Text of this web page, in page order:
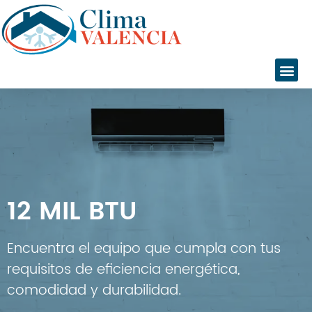
Inicio
Servicios
Daikin
Daitsu
Fujitsu
12 MIL BTU
Encuentra el equipo que cumpla con tus
requisitos de eficiencia energética,
comodidad y durabilidad.